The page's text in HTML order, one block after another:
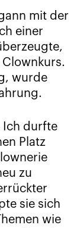
mit der
einer
wurde
Ich durfte
Platz
zu
sie sich
wie